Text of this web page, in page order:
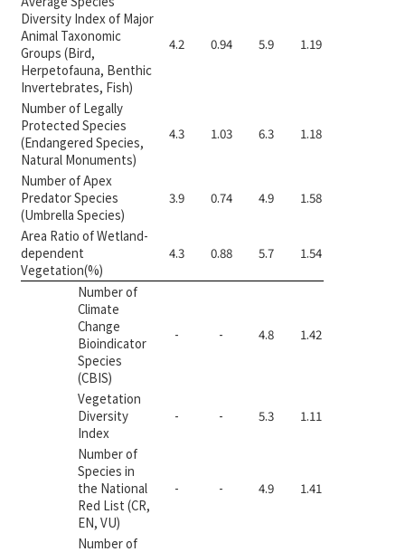
Diversity Index of Major
Animal Taxonomic
Groups (Bird,
Herpetofauna, Benthic
Invertebrates, Fish)
4.2 0.94 5.9 1.19
Number of Legally
Protected Species
(Endangered Species,
Natural Monuments)
4.3 1.03 6.3 1.18
Number of Apex
Predator Species
(Umbrella Species)
3.9 0.74 4.9 1.58
Area Ratio of Wetland-
dependent
Vegetation(%)
4.3 0.88 5.7 1.54
Number of
Climate
Change
Bioindicator
Species
(CBIS)
- - 4.8 1.42
Vegetation
Diversity
Index
- - 5.3 1.11
Number of
Species in
the National
Red List (CR,
EN, VU)
- - 4.9 1.41
Number of